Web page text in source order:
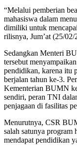
“Melalui pemberian
mahasiswa dalam
dimiliki untuk
rilisnya, Jum’at (25/02/
Sedangkan Menteri
tersebut
pendidikan, karena itu
berjalan tahun ke-3.
Kementerian BUMN
sendiri, peran TNI
penjagaan di fasilitas
Menurutnya, CSR
salah satunya program
mendapat pendidikan